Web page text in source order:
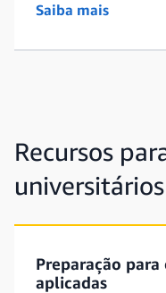
Saiba mais
Recursos
universitários
Preparação
aplicadas